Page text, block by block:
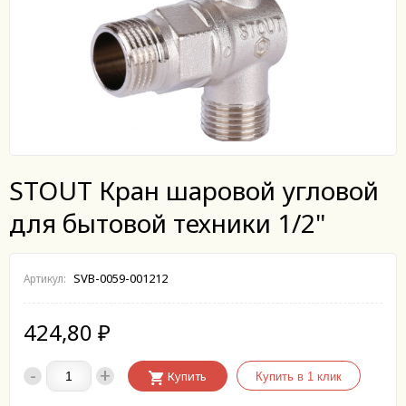
STOUT Кран шаровой угловой
для бытовой техники 1/2"
Артикул: SVB-0059-001212
424,80 ₽
- + Купить